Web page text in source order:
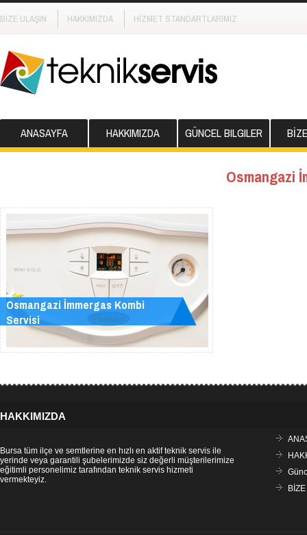
BİZE ULAŞIN HAKKIMIZDA HİZMET STANDARTLARIMIZ
ANASAYFA HAKKIMIZDA GÜNCEL BILGILER
Osmangazi
Osmangazi İmmergas Kombi
Servisi
HAKKIMIZDA
Bursa tüm ilçe ve semtlerine en hızlı en aktif teknik servis ile
yerinde veya garantili şubelerimizde siz değerli müşterilerimize
eğitimli personelimiz tarafından teknik servis hizmeti
vermekteyiz.